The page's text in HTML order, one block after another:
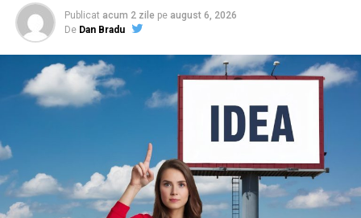
Publicat acum 2 zile pe august 6, 2026
De Dan Bradu